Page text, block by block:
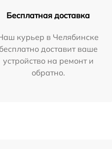
Бесплатная доставка
курьер в Челябинске
бесплатно доставит ваше
устройство на ремонт и
обратно.